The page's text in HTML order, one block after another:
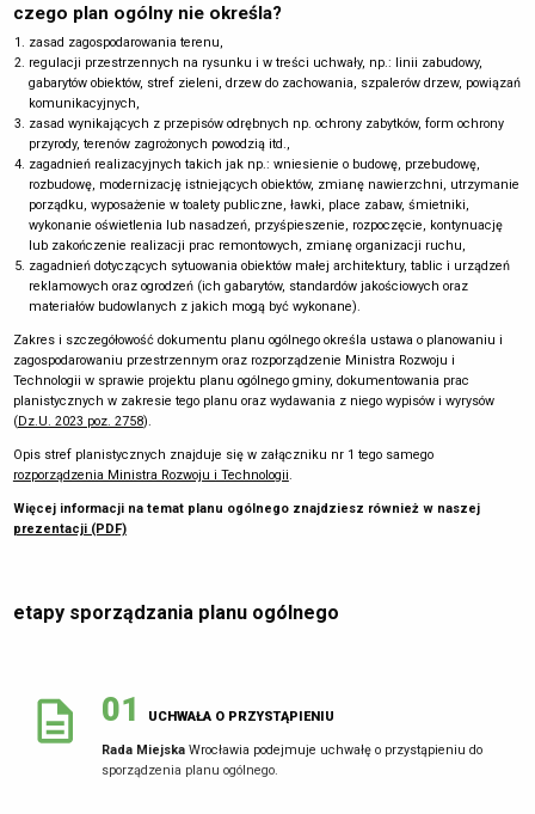
05UZGADNIANIE
Skierowanie projektu mpzp do uzgadniania
wyznaczone ustawowo instytucje mają od 14 do 30 dni
na
odpowiedź,
analiza uzgodnień i wprowadzenie ewentualnych zmian do
projektu planu miejscowego.
wprowadzenie zmian w projekcie po uzgodnieniach =
wydłużenie procedury planistycznej
06WYKAZ WNIOSKÓW
Wydział Planowania Przestrzennego przygotowuje dla Prezydenta
Wrocławia wykaz wniosków do projektu planu miejscowego wraz z
propozycją ich rozpatrzenia i uzasadnieniem.
Prezydent Wrocławiaprzedstawia propozycję rozpatrzenia wniosków,
które wpłynęły w wyznaczonym w ogłoszeniu terminie.
TUTAJ
MOŻESZ FORMALNIE WZIĄĆ UDZIAŁ W PROCESIE SPORZĄDZANIA
Ogłoszenia o konsultacjach społecznych do projektu mpzp:
na tablicach ogłoszeń Urzędu Miejskiego i właściwych Rad
Osiedli,
czego plan ogólny nie określa?
zasad zagospodarowania terenu,
regulacji przestrzennych na rysunku i w treści uchwały, np.: linii zabudowy,
gabarytów obiektów, stref zieleni, drzew do zachowania, szpalerów drzew, powiązań
komunikacyjnych,
zasad wynikających z przepisów odrębnych np. ochrony zabytków, form ochrony
przyrody, terenów zagrożonych powodzią itd.,
zagadnień realizacyjnych takich jak np.: wniesienie o budowę, przebudowę,
rozbudowę, modernizację istniejących obiektów, zmianę nawierzchni, utrzymanie
porządku, wyposażenie w toalety publiczne, ławki, place zabaw, śmietniki,
wykonanie oświetlenia lub nasadzeń, przyśpieszenie, rozpoczęcie, kontynuację
lub zakończenie realizacji prac remontowych, zmianę organizacji ruchu,
zagadnień dotyczących sytuowania obiektów małej architektury, tablic i urządzeń
reklamowych oraz ogrodzeń (ich gabarytów, standardów jakościowych oraz
materiałów budowlanych z jakich mogą być wykonane).
Zakres i szczegółowość dokumentu planu ogólnego określa ustawa o planowaniu i
zagospodarowaniu przestrzennym oraz rozporządzenie Ministra Rozwoju i
Technologii w sprawie projektu planu ogólnego gminy, dokumentowania prac
planistycznych w zakresie tego planu oraz wydawania z niego wypisów i wyrysów
(Dz.U. 2023 poz. 2758).
Opis stref planistycznych znajduje się w załączniku nr 1 tego samego
rozporządzenia Ministra Rozwoju i Technologii.
Więcej informacji na temat planu ogólnego znajdziesz również w naszej
prezentacji (PDF)
etapy sporządzania planu ogólnego
01 UCHWAŁA O PRZYSTĄPIENIU
Rada MiejskaWrocławia podejmuje uchwałę o przystąpieniu do
sporządzenia planu ogólnego.